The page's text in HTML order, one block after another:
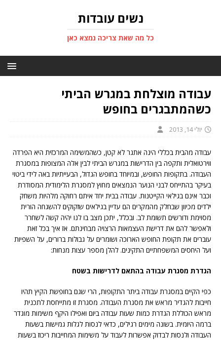
נשים עובדות
כל מה שאת צריכה נמצא כאן
עבודה מוצלחת במגרש הביתי
כשהמתבגרים בחופש
יולי 14, 2013
עבודה מהבית בכללי הינה אתגר לא קטן, כשהמשימה המרכזית היא הפרדה
ווירטואלית ותקפה בין הדרישות במגרש הביתי לבין אלה המצופות במסגרת
העבודה. בתקופות החופש, ובמיוחד בחופש הגדול, הבעייתיות באה לידי ביטוי
בעיקר בהתייחס לבני הנוער הנמצאים מחוץ למסגרת הלימודית המסודרת
וכבר אינם בגילאי הקייטנות. עבודה בבית יחד איתם רחוקה מלהיות משחק
ילדים מכיוון שבחלק מהמקרים הם עדיין בגילאים שזקוקים להשגחה הורית
מסוימת ודורשים תשומת לב. ובכלל, יתכן מצב בו לנו יהיה קשה לשחרר
ולאפשר להם את דרישת העצמאות הרצויה מבחינתם. אז איך בכל זאת
עוברים את תקופת החופש הארוכה ושומרים על גבולות ברורים, על השפיות
ועל היחסים המשפחתיים התקינים. להלן מספר עצות מנחות:
הגדרת מסגרת עבודה בהתאם לדרישות בשטח
כפי הקיים במסגרת עבודה ביתר התקופות, הרי שגם בחופשת הקיץ תהיו
חייבות להגדיר מראש את מסגרת העבודה. מסגרת זו מתייחסת לתכנית
מראש הכוללת הגדרת כמות שעות עבודה ביום ואפילו היקף משימות מוגדר
ברמה היומית. בשונה מימים רגילים, כדאי לנסות לגלות גמישות בשעות
העבודה ולנסות לבדוק אפשרות לעבוד על משימות המחייבות ריכוז בשעות